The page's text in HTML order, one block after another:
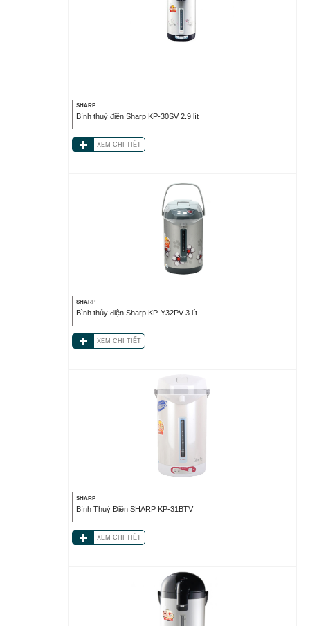
SHARP
Bình thuỷ điện Sharp KP-30SV 2.9 lít
XEM CHI TIẾT
SHARP
Bình thủy điện Sharp KP-Y32PV 3 lít
XEM CHI TIẾT
SHARP
Bình Thuỷ Điện SHARP KP-31BTV
XEM CHI TIẾT